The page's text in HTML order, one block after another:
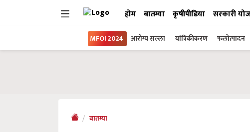
होम बातम्या कृषीपीडिया सरकारी
MFOI 2024 आरोग्य सल्ला यांत्रिकीकरण फलोत्पादन
बातम्या